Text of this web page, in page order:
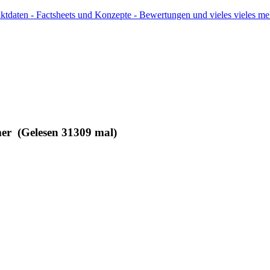
- Factsheets und Konzepte - Bewertungen und vieles vieles
(Gelesen 31309 mal)